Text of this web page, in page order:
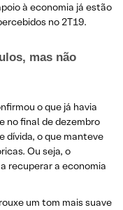
à economia já estão
no 2T19.
mas não
o que já havia
no final de dezembro
dívida, o que manteve
Ou seja, o
recuperar a economia
um tom mais suave